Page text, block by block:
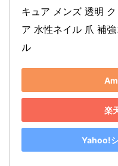
キュア メンズ 透明
ア 水性ネイル 爪 補
ル
楽
Yahoo!